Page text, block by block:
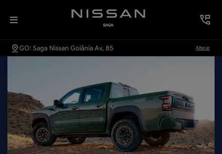
GO: Saga Nissan Goiânia Av. 85 Alterar